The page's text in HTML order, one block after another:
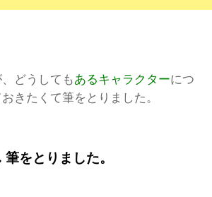
どうしてもあるキャラクターにつ
きたくて筆をとりました。
筆をとりました。